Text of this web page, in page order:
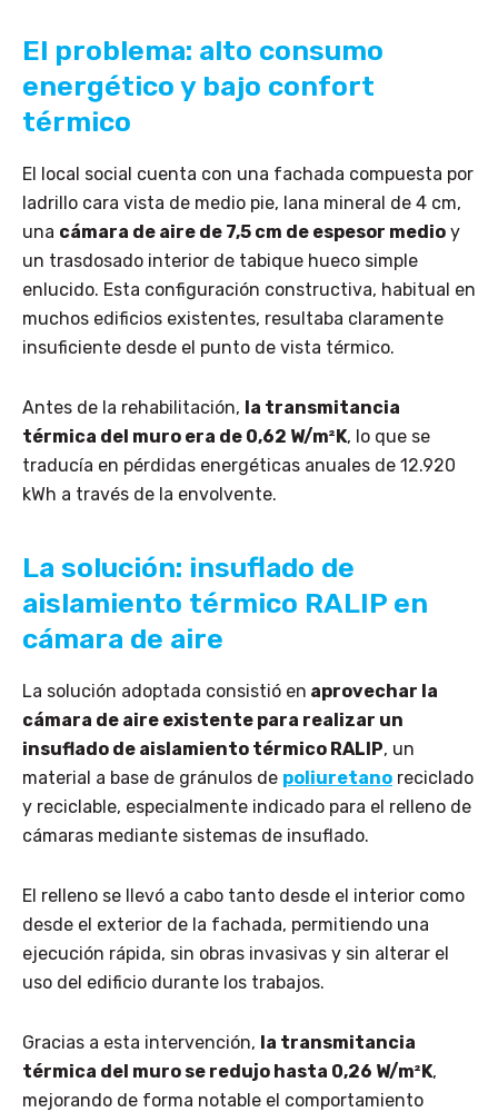
El problema: alto consumo
energético y bajo confort
térmico
El local social cuenta con una fachada compuesta por
ladrillo cara vista de medio pie, lana mineral de 4 cm,
una cámara de aire de 7,5 cm de espesor medio y
un trasdosado interior de tabique hueco simple
enlucido. Esta configuración constructiva, habitual en
muchos edificios existentes, resultaba claramente
insuficiente desde el punto de vista térmico.
Antes de la rehabilitación, la transmitancia
térmica del muro era de 0,62 W/m²K, lo que se
traducía en pérdidas energéticas anuales de 12.920
kWh a través de la envolvente.
La solución: insuflado de
aislamiento térmico RALIP en
cámara de aire
La solución adoptada consistió en aprovechar la
cámara de aire existente para realizar un
insuflado de aislamiento térmico RALIP, un
material a base de gránulos de poliuretano reciclado
y reciclable, especialmente indicado para el relleno de
cámaras mediante sistemas de insuflado.
El relleno se llevó a cabo tanto desde el interior como
desde el exterior de la fachada, permitiendo una
ejecución rápida, sin obras invasivas y sin alterar el
uso del edificio durante los trabajos.
Gracias a esta intervención, la transmitancia
térmica del muro se redujo hasta 0,26 W/m²K,
mejorando de forma notable el comportamiento